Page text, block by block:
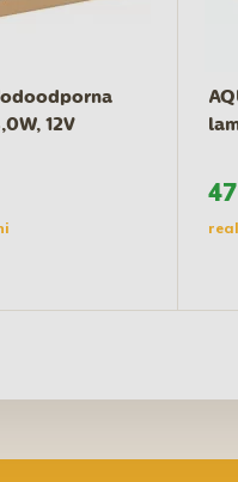
12V